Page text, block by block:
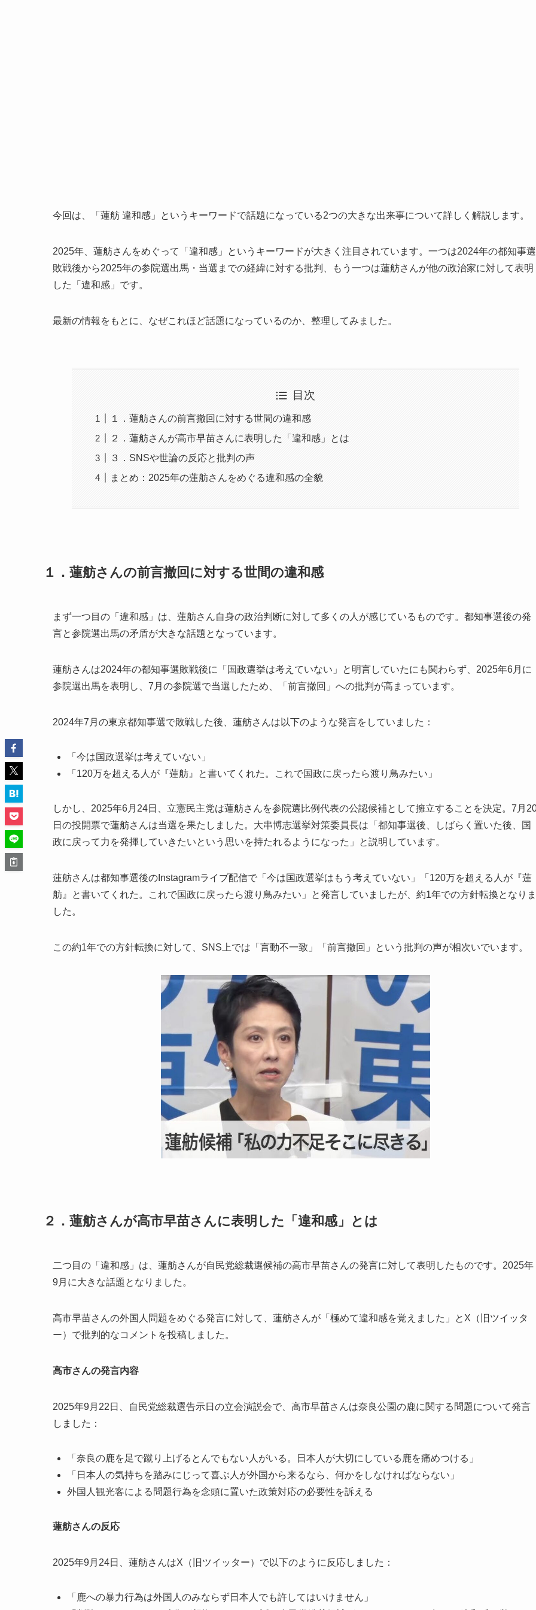
今回は、「蓮舫 違和感」というキーワードで話題になっている2つの大きな出来事について詳しく解説します。
2025年、蓮舫さんをめぐって「違和感」というキーワードが大きく注目されています。一つは2024年の都知事選
敗戦後から2025年の参院選出馬・当選までの経緯に対する批判、もう一つは蓮舫さんが他の政治家に対して表明
した「違和感」です。
最新の情報をもとに、なぜこれほど話題になっているのか、整理してみました。
目次
１．蓮舫さんの前言撤回に対する世間の違和感
２．蓮舫さんが高市早苗さんに表明した「違和感」とは
３．SNSや世論の反応と批判の声
まとめ：2025年の蓮舫さんをめぐる違和感の全貌
１．蓮舫さんの前言撤回に対する世間の違和感
まず一つ目の「違和感」は、蓮舫さん自身の政治判断に対して多くの人が感じているものです。都知事選後の発
言と参院選出馬の矛盾が大きな話題となっています。
蓮舫さんは2024年の都知事選敗戦後に「国政選挙は考えていない」と明言していたにも関わらず、2025年6月に
参院選出馬を表明し、7月の参院選で当選したため、「前言撤回」への批判が高まっています。
2024年7月の東京都知事選で敗戦した後、蓮舫さんは以下のような発言をしていました：
「今は国政選挙は考えていない」
「120万を超える人が『蓮舫』と書いてくれた。これで国政に戻ったら渡り鳥みたい」
しかし、2025年6月24日、立憲民主党は蓮舫さんを参院選比例代表の公認候補として擁立することを決定。7月
日の投開票で蓮舫さんは当選を果たしました。大串博志選挙対策委員長は「都知事選後、しばらく置いた後、国
政に戻って力を発揮していきたいという思いを持たれるようになった」と説明しています。
蓮舫さんは都知事選後のInstagramライブ配信で「今は国政選挙はもう考えていない」「120万を超える人が『蓮
舫』と書いてくれた。これで国政に戻ったら渡り鳥みたい」と発言していましたが、約1年での方針転換となりま
した。
この約1年での方針転換に対して、SNS上では「言動不一致」「前言撤回」という批判の声が相次いでいます。
２．蓮舫さんが高市早苗さんに表明した「違和感」とは
二つ目の「違和感」は、蓮舫さんが自民党総裁選候補の高市早苗さんの発言に対して表明したものです。2025年
9月に大きな話題となりました。
高市早苗さんの外国人問題をめぐる発言に対して、蓮舫さんが「極めて違和感を覚えました」とX（旧ツイッタ
ー）で批判的なコメントを投稿しました。
高市さんの発言内容
2025年9月22日、自民党総裁選告示日の立会演説会で、高市早苗さんは奈良公園の鹿に関する問題について発言
しました：
「奈良の鹿を足で蹴り上げるとんでもない人がいる。日本人が大切にしている鹿を痛めつける」
「日本人の気持ちを踏みにじって喜ぶ人が外国から来るなら、何かをしなければならない」
外国人観光客による問題行為を念頭に置いた政策対応の必要性を訴える
蓮舫さんの反応
2025年9月24日、蓮舫さんはX（旧ツイッター）で以下のように反応しました：
「鹿への暴力行為は外国人のみならず日本人でも許してはいけません」